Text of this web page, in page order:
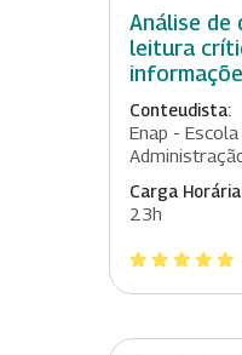
Análise de
leitura
Conteudista:
Enap -
Carga
23h